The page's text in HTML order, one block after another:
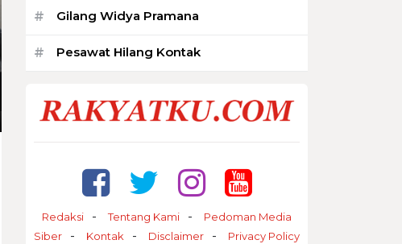
# Gilang Widya Pramana
# Pesawat Hilang Kontak
Redaksi Tentang Kami
Pedoman Media
Siber
Kontak Disclaimer Privacy Policy